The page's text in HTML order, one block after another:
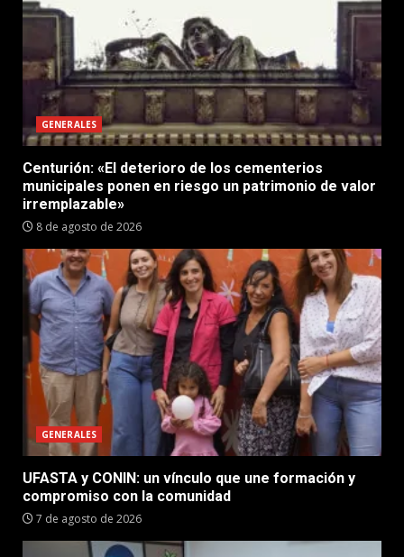
GENERALES
Centurión: «El deterioro de los cementerios
municipales ponen en riesgo un patrimonio de valor
irremplazable»
8 de agosto de 2026
GENERALES
UFASTA y CONIN: un vínculo que une formación y
compromiso con la comunidad
7 de agosto de 2026